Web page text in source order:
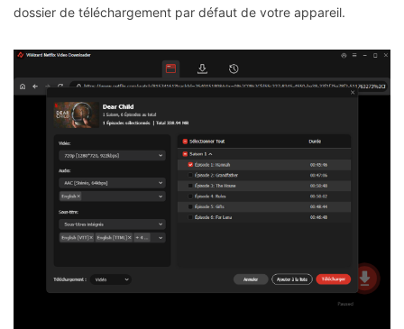
dossier de téléchargement par défaut de votre appareil.